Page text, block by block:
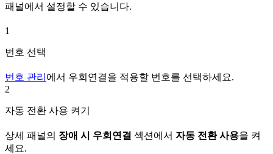
패널에서 설정할 수 있습니다.
1
번호 선택
번호 관리 에서 우회연결을 적용할 번호를 선택하세요.
2
자동 전환 사용 켜기
상세 패널의 장애 시 우회연결 섹션에서 자동 전환 사용을 켜
세요.